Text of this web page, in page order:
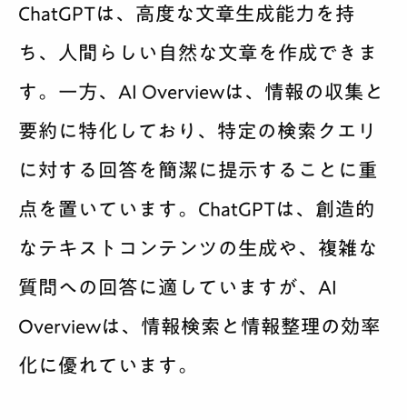
ChatGPTは、高度な文章生成能力を持
ち、人間らしい自然な文章を作成できま
す。一方、AI Overviewは、情報の収集と
要約に特化しており、特定の検索クエリ
に対する回答を簡潔に提示することに重
点を置いています。ChatGPTは、創造的
なテキストコンテンツの生成や、複雑な
質問への回答に適していますが、AI
Overviewは、情報検索と情報整理の効率
化に優れています。